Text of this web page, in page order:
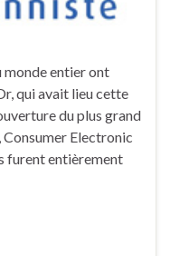
monde entier ont
qui avait lieu cette
du plus grand
Consumer Electronic
furent entièrement